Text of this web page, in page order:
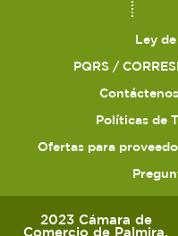
Ley
PQRS /
Contáctenos
Políticas de
Ofertas para
2023 Cámara de
Comercio de Palmira.